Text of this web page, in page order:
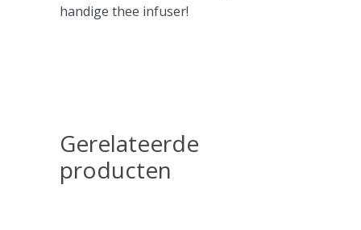
handige thee infuser!
Gerelateerde
producten